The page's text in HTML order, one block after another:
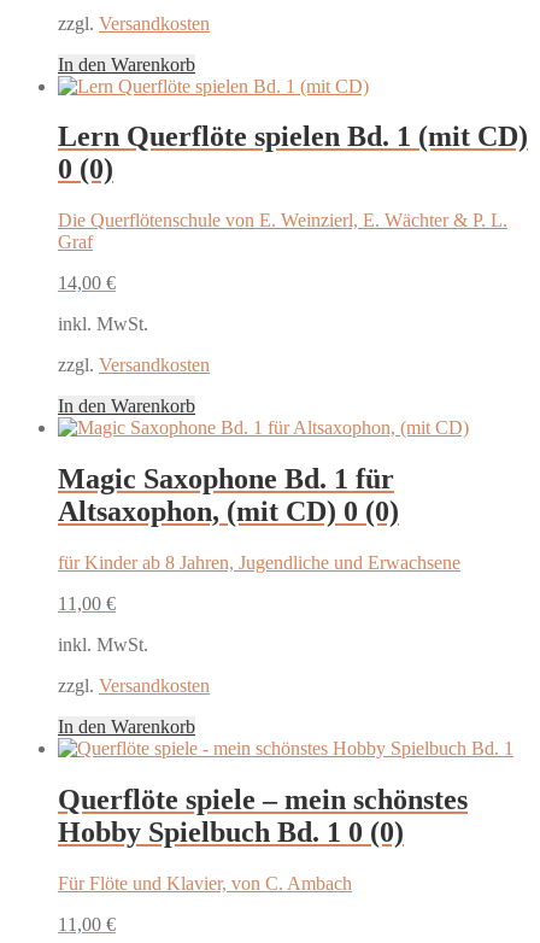
zzgl. Versandkosten
In den Warenkorb
Lern Querflöte spielen Bd. 1 (mit CD)
0 (0)
Die Querflötenschule von E. Weinzierl, E. Wächter & P. L.
Graf
14,00 €
inkl. MwSt.
zzgl. Versandkosten
In den Warenkorb
Magic Saxophone Bd. 1 für
Altsaxophon, (mit CD) 0 (0)
für Kinder ab 8 Jahren, Jugendliche und Erwachsene
11,00 €
inkl. MwSt.
zzgl. Versandkosten
In den Warenkorb
Querflöte spiele – mein schönstes
Hobby Spielbuch Bd. 1 0 (0)
Für Flöte und Klavier, von C. Ambach
11,00 €